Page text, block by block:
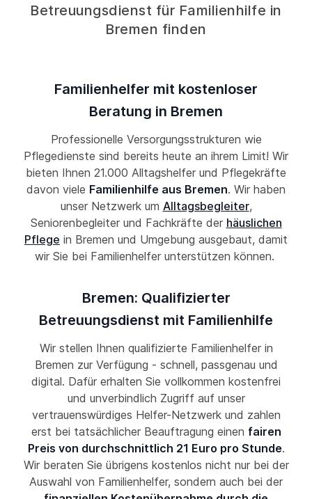
Betreuungsdienst für Familienhilfe in
Bremen finden
Familienhelfer mit kostenloser
Beratung in Bremen
Professionelle Versorgungsstrukturen wie
Pflegedienste sind bereits heute an ihrem Limit! Wir
bieten Ihnen 21.000 Alltagshelfer und Pflegekräfte
davon viele Familienhilfe aus Bremen. Wir haben
unser Netzwerk um Alltagsbegleiter,
Seniorenbegleiter und Fachkräfte der häuslichen
Pflege in Bremen und Umgebung ausgebaut, damit
wir Sie bei Familienhelfer unterstützen können.
Bremen: Qualifizierter
Betreuungsdienst mit Familienhilfe
Wir stellen Ihnen qualifizierte Familienhelfer in
Bremen zur Verfügung - schnell, passgenau und
digital. Dafür erhalten Sie vollkommen kostenfrei
und unverbindlich Zugriff auf unser
vertrauenswürdiges Helfer-Netzwerk und zahlen
erst bei tatsächlicher Beauftragung einen fairen
Preis von durchschnittlich 21 Euro pro Stunde.
Wir beraten Sie übrigens kostenlos nicht nur bei der
Auswahl von Familienhelfer, sondern auch bei der